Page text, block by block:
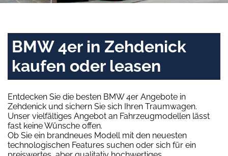
BMW 4er in Zehdenick
kaufen oder leasen
Entdecken Sie die besten BMW 4er Angebote in
Zehdenick und sichern Sie sich Ihren Traumwagen.
Unser vielfältiges Angebot an Fahrzeugmodellen lässt
fast keine Wünsche offen.
Ob Sie ein brandneues Modell mit den neuesten
technologischen Features suchen oder sich für ein